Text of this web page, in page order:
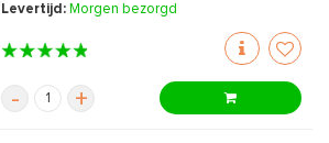
Levertijd: Morgen bezorgd
- +